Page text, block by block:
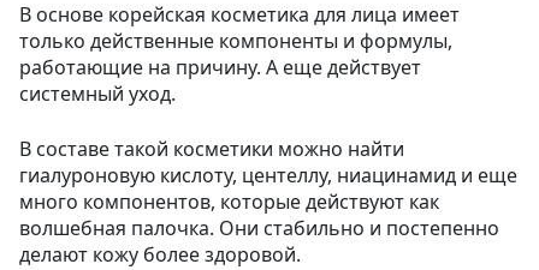
В основе корейская косметика для лица имеет
только действенные компоненты и формулы,
работающие на причину. А еще действует
системный уход.
В составе такой косметики можно найти
гиалуроновую кислоту, центеллу, ниацинамид и еще
много компонентов, которые действуют как
волшебная палочка. Они стабильно и постепенно
делают кожу более здоровой.